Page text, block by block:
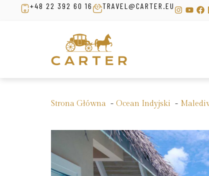
+48 22 392 60 16 TRAVEL@CARTER.EU
Strona Główna Ocean Indyjski